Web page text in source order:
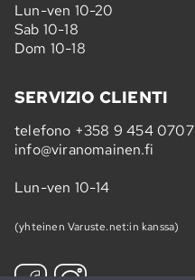
Lun-ven 10-20
Sab 10-18
Dom 10-18
SERVIZIO CLIENTI
telefono +358 9 454 0707
info@viranomainen.fi
Lun-ven 10-14
(yhteinen Varuste.net:in kanssa)